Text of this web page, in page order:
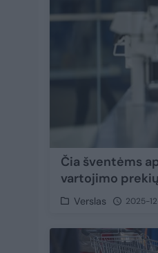
Čia šventėms
vartojimo
Verslas 2025-